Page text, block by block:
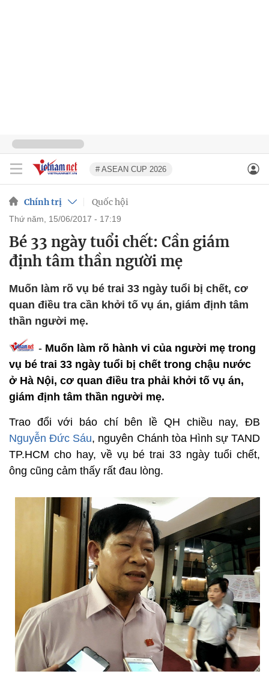
# ASEAN CUP 2026
Chính trị Quốc hội
thứ năm, 15/06/2017 - 17:19
Bé 33 ngày tuổi chết: Cần giám
định tâm thần người mẹ
Muốn làm rõ vụ bé trai 33 ngày tuổi bị chết, cơ
quan điều tra cần khởi tố vụ án, giám định tâm
thần người mẹ.
- Muốn làm rõ hành vi của người mẹ trong
vụ bé trai 33 ngày tuổi bị chết trong chậu nước
ở Hà Nội, cơ quan điều tra phải khởi tố vụ án,
giám định tâm thần người mẹ.
Trao đổi với báo chí bên lề QH chiều nay, ĐB
Nguyễn Đức Sáu, nguyên Chánh tòa Hình sự TAND
TP.HCM cho hay, về vụ bé trai 33 ngày tuổi chết,
ông cũng cảm thấy rất đau lòng.